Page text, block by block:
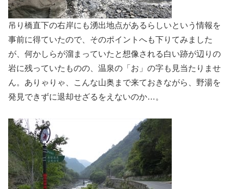
吊り橋直下の右岸にも湧出地点があるらしいという情報を
事前に得ていたので、そのポイントへも下りてみました
が、何かしらが溜まっていたと想像される白い跡が辺りの
岩に残っていたものの、温泉の「お」の字も見当たりませ
ん。ありゃりゃ、こんな山奥まで来ておきながら、野湯を
発見できずに退却せざるをえないのか…。